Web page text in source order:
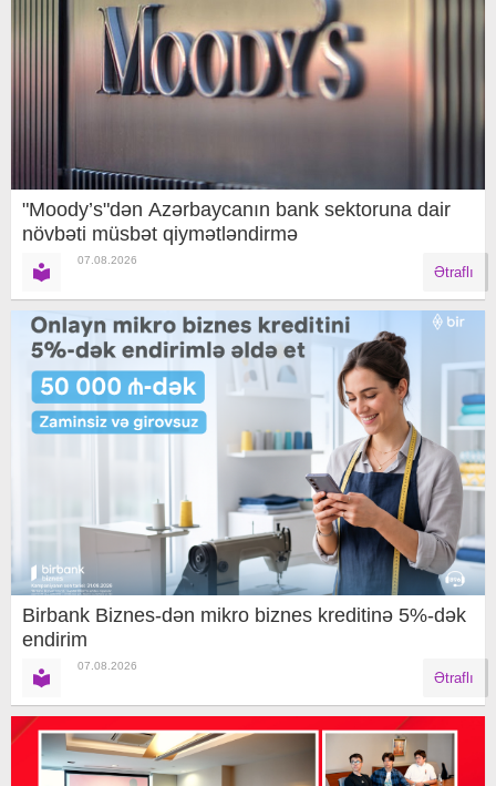
"Moody’s"dən Azərbaycanın bank sektoruna dair
növbəti müsbət qiymətləndirmə
07.08.2026
Ətraflı
Birbank Biznes-dən mikro biznes kreditinə 5%-dək
endirim
07.08.2026
Ətraflı